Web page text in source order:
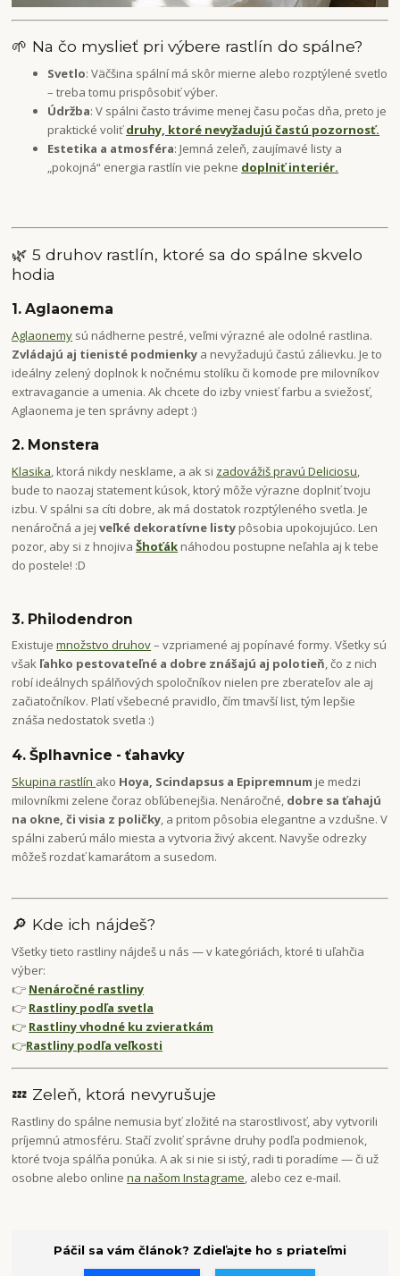
🌱 Na čo myslieť pri výbere rastlín do spálne?
Svetlo: Väčšina spální má skôr mierne alebo rozptýlené svetlo
– treba tomu prispôsobiť výber.
Údržba: V spálni často trávime menej času počas dňa, preto je
praktické voliťdruhy, ktoré nevyžadujú častú pozornosť.
Estetika a atmosféra: Jemná zeleň, zaujímavé listy a
„pokojná“ energia rastlín vie pekne doplniť interiér.
🌿 5 druhov rastlín, ktoré sa do spálne skvelo
hodia
1. Aglaonema
Aglaonemy sú nádherne pestré, veľmi výrazné ale odolné rastlina.
Zvládajú aj tienisté podmienky a nevyžadujú častú zálievku. Je to
ideálny zelený doplnok k nočnému stolíku či komode pre milovníkov
extravagancie a umenia. Ak chcete do izby vniesť farbu a sviežosť,
Aglaonema je ten správny adept :)
2. Monstera
Klasika, ktorá nikdy nesklame, a ak si zadovážiš pravú Deliciosu,
bude to naozaj statement kúsok, ktorý môže výrazne doplniť tvoju
izbu. V spálni sa cíti dobre, ak má dostatok rozptýleného svetla. Je
nenáročná a jejveľké dekoratívne listy pôsobia upokojujúco. Len
pozor, aby si z hnojivaŠhoťák náhodou postupne neľahla aj k tebe
do postele! :D
3. Philodendron
Existujemnožstvo druhov– vzpriamené aj popínavé formy. Všetky sú
však ľahko pestovateľné a dobre znášajú aj polotieň, čo z nich
robí ideálnych spálňových spoločníkov nielen pre zberateľov ale aj
začiatočníkov. Platí všebecné pravidlo, čím tmavší list, tým lepšie
znáša nedostatok svetla :)
4. Šplhavnice - ťahavky
Skupina rastlín ako Hoya, Scindapsus a Epipremnum je medzi
milovníkmi zelene čoraz obľúbenejšia. Nenáročné, dobre sa ťahajú
na okne, či visia z poličky , a pritom pôsobia elegantne a vzdušne. V
spálni zaberú málo miesta a vytvoria živý akcent. Navyše odrezky
môžeš rozdať kamarátom a susedom.
🔎 Kde ich nájdeš?
Všetky tieto rastliny nájdeš u nás — v kategóriách, ktoré ti uľahčia
výber:
👉 Nenáročné rastliny
👉 Rastliny podľa svetla
👉 Rastliny vhodné ku zvieratkám
👉Rastliny podľa veľkosti
💤 Zeleň, ktorá nevyrušuje
Rastliny do spálne nemusia byť zložité na starostlivosť, aby vytvorili
príjemnú atmosféru. Stačí zvoliť správne druhy podľa podmienok,
ktoré tvoja spálňa ponúka. A ak si nie si istý, radi ti poradíme — či už
osobne alebo onlinena našom Instagrame, alebo cez e-mail.
Páčil sa vám článok? Zdieľajte ho s priateľmi